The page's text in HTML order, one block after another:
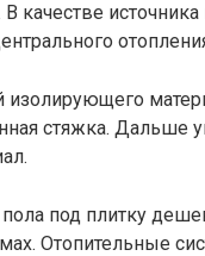
качестве
стяжка. Дальше
под плитку
Отопительные